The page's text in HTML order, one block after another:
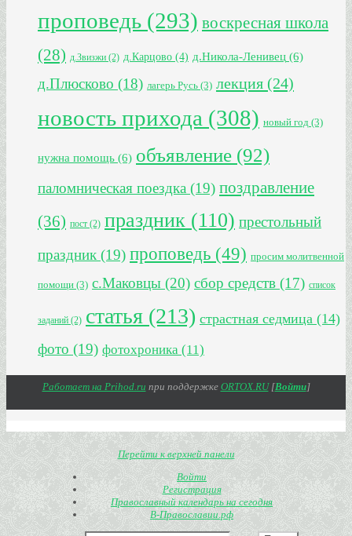
проповедь (293) воскресная школа
(28) д.Звизжи (2) д.Карцово (4) д.Никола-Ленивец (6)
д.Плюсково (18) лагерь Русь (3) лекция (24)
новость прихода (308) новый год (3)
нужна помощь (6) объявление (92)
паломническая поездка (19) поздравление
(36) пост (2) праздник (110) престольный
праздник (19) проповедь (49) просим молитвенной
помощи (3) с.Маковцы (20) сбор средств (17) список
заданий (2) статья (213) страстная седмица (14)
фото (19) фотохроника (11)
Работает на Prihod.ru при поддержке ORTOX.RU[Войти]
Перейти к верхней панели
Войти
Регистрация
Православный календарь на сегодня
В-Православии.рф